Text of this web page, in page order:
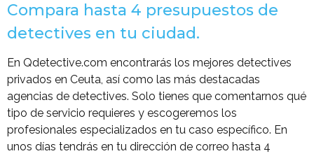
Compara hasta 4 presupuestos de
detectives en tu ciudad.
En Qdetective.com encontrarás los mejores detectives
privados en Ceuta, así como las más destacadas
agencias de detectives. Solo tienes que comentarnos qué
tipo de servicio requieres y escogeremos los
profesionales especializados en tu caso específico. En
unos días tendrás en tu dirección de correo hasta 4